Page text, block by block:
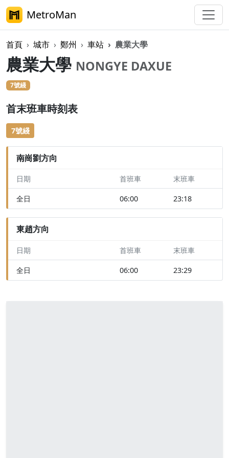
MetroMan
首頁 城市 鄭州 車站 農業大學
農業大學 NONGYE DAXUE
7號綫
首末班車時刻表
7號綫
南崗劉方向
日期 首班車 末班車
全日 06:00 23:18
東趙方向
日期 首班車 末班車
全日 06:00 23:29